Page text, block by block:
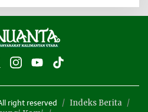
right reserved
Indeks Berita